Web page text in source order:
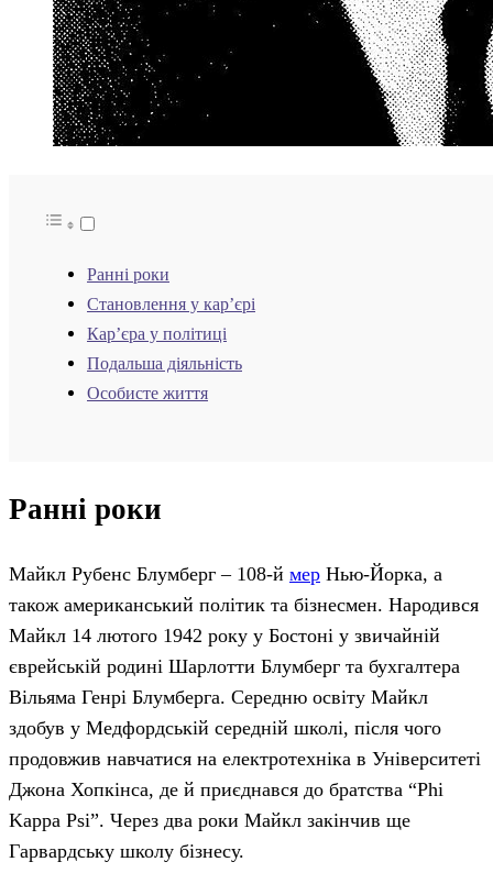
Ранні роки
Становлення у кар’єрі
Кар’єра у політиці
Подальша діяльність
Особисте життя
Ранні роки
Майкл Рубенс Блумберг – 108-й мер Нью-Йорка, а
також американський політик та бізнесмен. Народився
Майкл 14 лютого 1942 року у Бостоні у звичайній
єврейській родині Шарлотти Блумберг та бухгалтера
Вільяма Генрі Блумберга. Середню освіту Майкл
здобув у Медфордській середній школі, після чого
продовжив навчатися на електротехніка в Університеті
Джона Хопкінса, де й приєднався до братства “Phi
Kappa Psi”. Через два роки Майкл закінчив ще
Гарвардську школу бізнесу.